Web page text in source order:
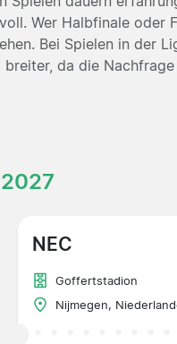
Wer Halbfinale oder
Bei Spielen in der
da die Nachfrage
NEC
Goffertstadion
Nijmegen,